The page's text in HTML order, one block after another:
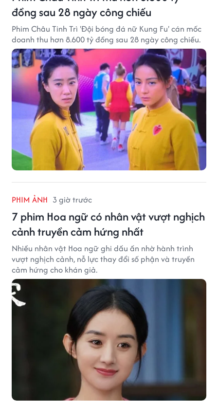
đồng sau 28 ngày công chiếu
Phim Châu Tinh Trì 'Đội bóng đá nữ Kung Fu' cán mốc
doanh thu hơn 8.600 tỷ đồng sau 28 ngày công chiếu.
PHIM ẢNH 3 giờ trước
7 phim Hoa ngữ có nhân vật vượt nghịch
cảnh truyền cảm hứng nhất
Nhiều nhân vật Hoa ngữ ghi dấu ấn nhờ hành trình
vượt nghịch cảnh, nỗ lực thay đổi số phận và truyền
cảm hứng cho khán giả.